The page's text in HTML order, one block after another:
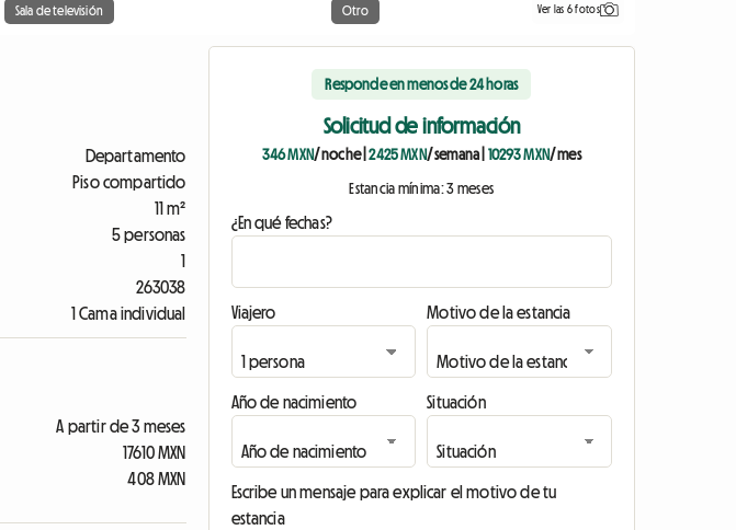
Sala de televisión Otro Ver las 6 fotos
Departamento
Piso compartido
11 m²
5 personas
1
263038
1 Cama individual
A partir de 3 meses
17610 MXN
408 MXN
Responde en menos de 24 horas
Solicitud de información
346 MXN/ noche|2425 MXN/ semana 10293 MXN/ mes
Estancia mínima: 3 meses
¿En qué fechas?
Viajero Motivo de la estancia
Año de nacimiento Situación
Escribe un mensaje para explicar el motivo de tu
estancia